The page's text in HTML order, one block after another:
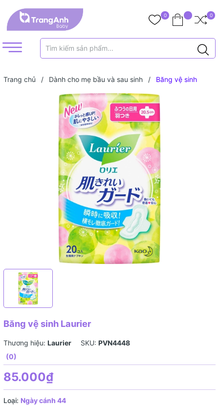
0 0
Trang chủ / Dành cho mẹ bầu và sau sinh /
Băng vệ sinh
Băng vệ sinh Laurier
Thương hiệu: Laurier SKU: PVN4448
(0)
85.000₫
Loại: Ngày cánh 44